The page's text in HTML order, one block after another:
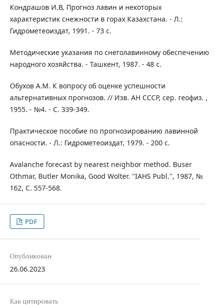
Кондрашов И.В, Прогноз лавин и некоторых
характеристик снежности в горах Казахстана. - Л.:
Гидрометеоиздат, 1991. - 73 с.
Методические указания по снеголавинному обеспечению
народного хозяйства. - Ташкент, 1987. - 48 с.
Обухов А.М. К вопросу об оценке успешности
альтернативных прогнозов. // Изв. АН СССР, сер. геофиз. ,
1955. - №4. - С. 339-349.
Практическое пособие по прогнозированию лавинной
опасности. - Л.: Гидрометеоиздат, 1979. - 200 с.
Avalanche forecast by nearest neighbor method. Buser
Othmar, Butler Monika, Good Wolter. "IAHS Publ.", 1987, №
162, С. 557-568.
PDF
Опубликован
26.06.2023
Как цитировать